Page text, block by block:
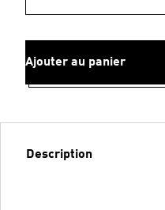
Ajouter au panier
Description